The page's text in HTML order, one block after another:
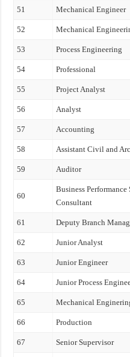
51 Mechanical Engineer
52 Mechanical
53 Process Engineering
54 Professional
55 Project Analyst
56 Analyst
57 Accounting
58 Assistant Civil and
59 Auditor
60
Business Performance
Consultant
61 Deputy Branch
62 Junior Analyst
63 Junior Engineer
64 Junior Process
65 Mechanical
66 Production
67 Senior Supervisor